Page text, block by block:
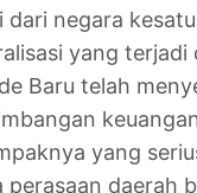
dari negara
yang terjadi
Baru telah
yang
perasaan daerah